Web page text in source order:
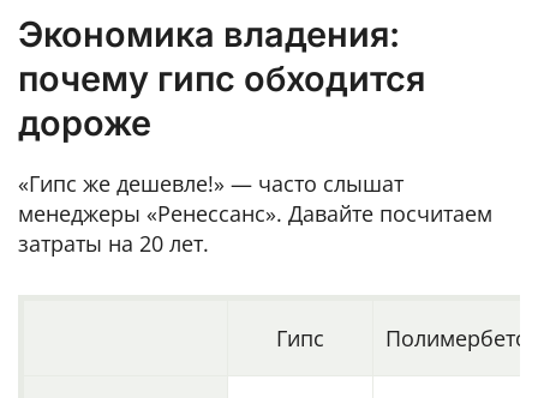
Экономика владения:
почему гипс обходится
дороже
«Гипс же дешевле!» — часто слышат
менеджеры «Ренессанс». Давайте посчитаем
затраты на 20 лет.
Гипс